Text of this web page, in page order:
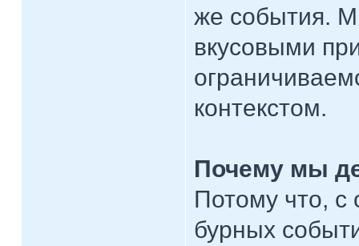
же события.
вкусовыми
контекстом.
Почему мы
Потому что, с
бурных